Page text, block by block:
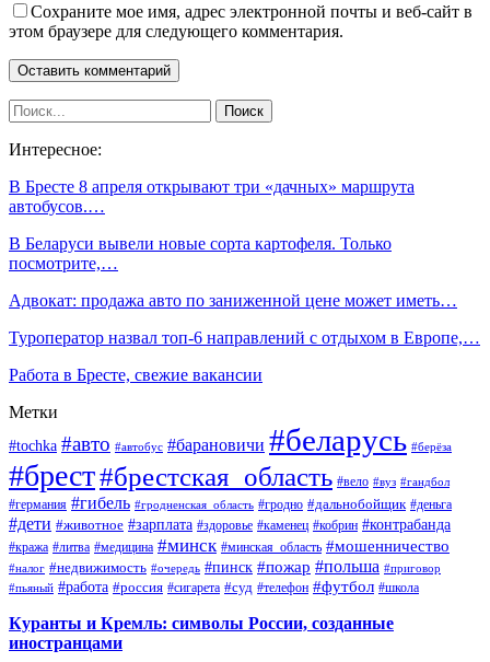
Сохраните мое имя, адрес электронной почты и веб-сайт в
этом браузере для следующего комментария.
Интересное:
В Бресте 8 апреля открывают три «дачных» маршрута
автобусов.…
В Беларуси вывели новые сорта картофеля. Только
посмотрите,…
Адвокат: продажа авто по заниженной цене может иметь…
Туроператор назвал топ-6 направлений с отдыхом в Европе,…
Работа в Бресте, свежие вакансии
Метки
#tochka #авто #автобус #барановичи #беларусь #берёза
#брест#брестская_область #вело #вуз #гандбол
#германия #гибель #гродненская_область #гродно #дальнобойщик #деньга
#дети #животное #зарплата #здоровье #каменец #кобрин #контрабанда
#кража #литва #медицина #минск #минская_область #мошенничество
#налог #недвижимость #очередь #пинск #пожар #польша #приговор
#пьяный #работа #россия #сигарета #суд #телефон #футбол #школа
Куранты и Кремль: символы России, созданные
иностранцами